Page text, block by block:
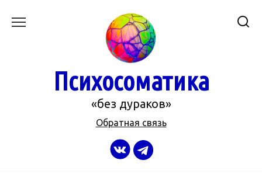
Психосоматика
«без дураков»
Обратная связь